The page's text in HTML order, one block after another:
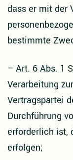
dass er mit der
bestimmte
– Art. 6 Abs. 1
Verarbeitung
Vertragspartei
Durchführung
erforderlich ist,
erfolgen;